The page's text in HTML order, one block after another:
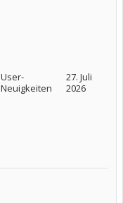
User-
Neuigkeiten
27. Juli
2026